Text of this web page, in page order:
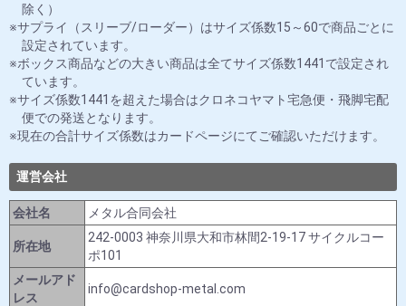
除く）
サプライ（スリーブ/ローダー）はサイズ係数15～60で商品ごとに
設定されています。
ボックス商品などの大きい商品は全てサイズ係数1441で設定され
ています。
サイズ係数1441を超えた場合はクロネコヤマト宅急便・飛脚宅配
便での発送となります。
現在の合計サイズ係数はカードページにてご確認いただけます。
運営会社
会社名 メタル合同会社
所在地
242-0003 神奈川県大和市林間2-19-17 サイクルコー
ポ101
メールアド
レス
info@cardshop-metal.com